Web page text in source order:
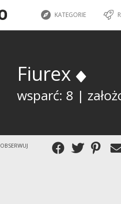
KATEGORIE
Fiurex
wsparć: 8 |
OBSERWUJ